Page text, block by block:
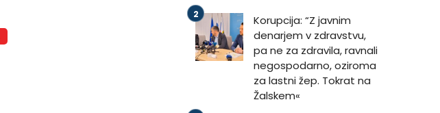
Korupcija: “Z javnim
denarjem v zdravstvu,
pa ne za zdravila, ravnali
negospodarno, oziroma
za lastni žep. Tokrat na
Žalskem«